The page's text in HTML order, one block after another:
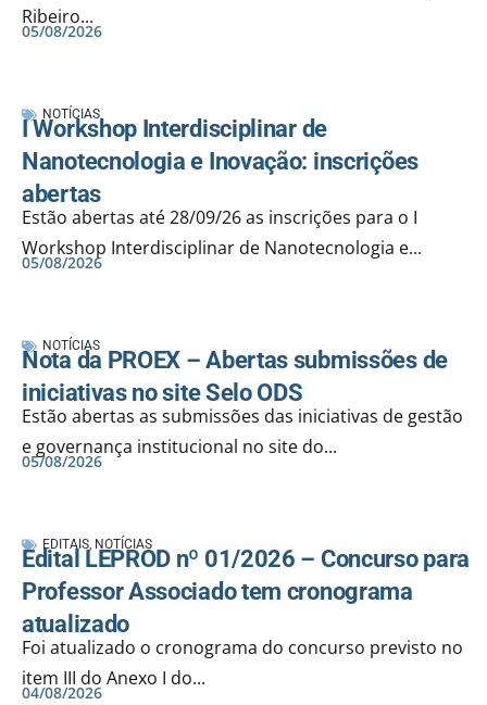
Ribeiro...
05/08/2026
NOTÍCIAS
I Workshop Interdisciplinar de
Nanotecnologia e Inovação: inscrições
abertas
Estão abertas até 28/09/26 as inscrições para o I
Workshop Interdisciplinar de Nanotecnologia e...
05/08/2026
NOTÍCIAS
Nota da PROEX – Abertas submissões de
iniciativas no site Selo ODS
Estão abertas as submissões das iniciativas de gestão
e governança institucional no site do...
05/08/2026
EDITAIS, NOTÍCIAS
Edital LEPROD nº 01/2026 – Concurso para
Professor Associado tem cronograma
atualizado
Foi atualizado o cronograma do concurso previsto no
item III do Anexo I do...
04/08/2026